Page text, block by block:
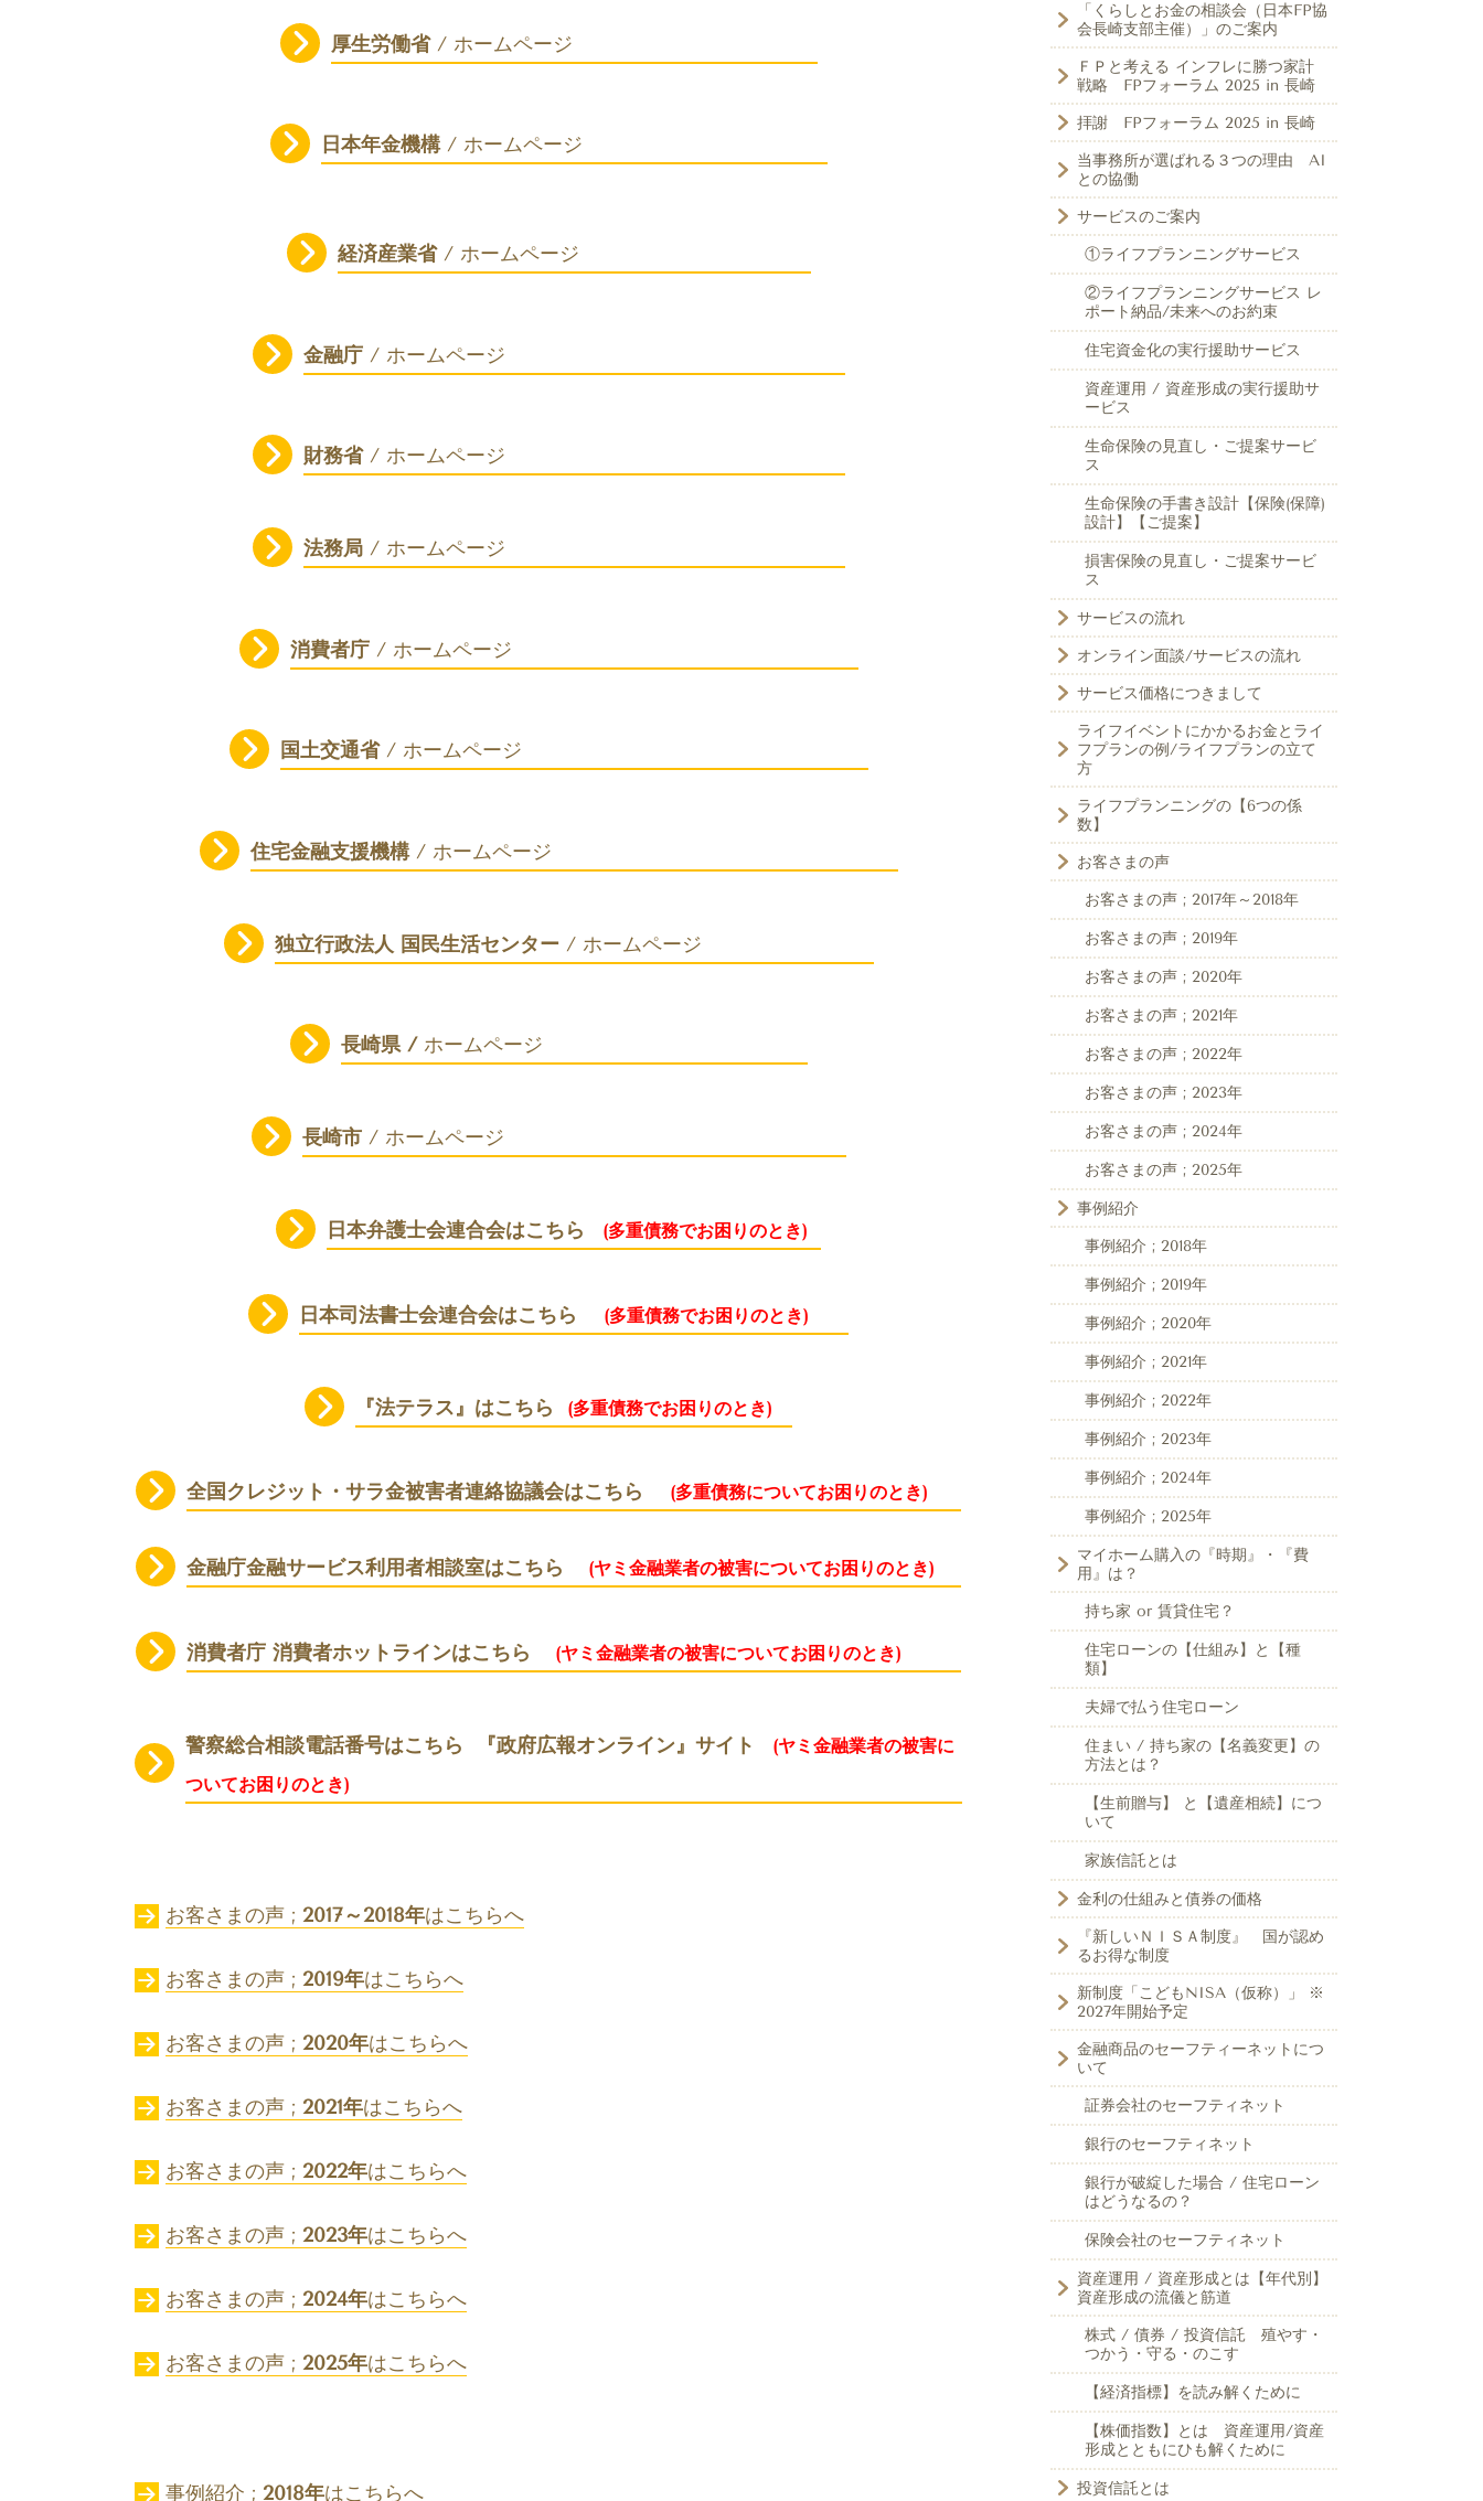
厚生労働省/ ホームページ
日本年金機構/ ホームページ
経済産業省/ ホームページ
金融庁/ ホームページ
財務省/ ホームページ
法務局/ ホームページ
消費者庁/ ホームページ
国土交通省/ ホームページ
住宅金融支援機構/ ホームページ
独立行政法人 国民生活センター/ ホームページ
長崎県 / ホームページ
長崎市/ ホームページ
日本弁護士会連合会はこちら (多重債務でお困りのとき)
日本司法書士会連合会はこちら (多重債務でお困りのとき)
『法テラス』はこちら (多重債務でお困りのとき)
全国クレジット・サラ金被害者連絡協議会はこちら (多重債務についてお困りのとき)
金融庁金融サービス利用者相談室はこちら (ヤミ金融業者の被害についてお困りのとき)
消費者庁 消費者ホットラインはこちら (ヤミ金融業者の被害についてお困りのとき)
警察総合相談電話番号はこちら 『政府広報オンライン』サイト
(ヤミ金融業者の被害に
ついてお困りのとき)
お客さまの声 ; 2017～2018年はこちらへ
お客さまの声 ; 2019年はこちらへ
お客さまの声 ; 2020年はこちらへ
お客さまの声 ; 2021年はこちらへ
お客さまの声 ; 2022年はこちらへ
お客さまの声 ; 2023年はこちらへ
お客さまの声 ; 2024年はこちらへ
お客さまの声 ; 2025年はこちらへ
事例紹介 ; 2018年はこちらへ
「くらしとお金の相談会（日本FP協
会長崎支部主催）」のご案内
ＦＰと考える インフレに勝つ家計
戦略 FPフォーラム 2025 in 長崎
拝謝 FPフォーラム 2025 in 長崎
当事務所が選ばれる３つの理由 AI
との協働
サービスのご案内
①ライフプランニングサービス
②ライフプランニングサービス レ
ポート納品/未来へのお約束
住宅資金化の実行援助サービス
資産運用 / 資産形成の実行援助サ
ービス
生命保険の見直し・ご提案サービ
ス
生命保険の手書き設計【保険(保障)
設計】【ご提案】
損害保険の見直し・ご提案サービ
ス
サービスの流れ
オンライン面談/サービスの流れ
サービス価格につきまして
ライフイベントにかかるお金とライ
フプランの例/ライフプランの立て
方
ライフプランニングの【6つの係
数】
お客さまの声
お客さまの声 ; 2017年～2018年
お客さまの声 ; 2019年
お客さまの声 ; 2020年
お客さまの声 ; 2021年
お客さまの声 ; 2022年
お客さまの声 ; 2023年
お客さまの声 ; 2024年
お客さまの声 ; 2025年
事例紹介
事例紹介 ; 2018年
事例紹介 ; 2019年
事例紹介 ; 2020年
事例紹介 ; 2021年
事例紹介 ; 2022年
事例紹介 ; 2023年
事例紹介 ; 2024年
事例紹介 ; 2025年
マイホーム購入の『時期』・『費
用』は？
持ち家 or 賃貸住宅？
住宅ローンの【仕組み】と【種
類】
夫婦で払う住宅ローン
住まい / 持ち家の【名義変更】の
方法とは？
【生前贈与】 と【遺産相続】につ
いて
家族信託とは
金利の仕組みと債券の価格
『新しいＮＩＳＡ制度』 国が認め
るお得な制度
新制度「こどもNISA（仮称）」 ※
2027年開始予定
金融商品のセーフティーネットにつ
いて
証券会社のセーフティネット
銀行のセーフティネット
銀行が破綻した場合 / 住宅ローン
はどうなるの？
保険会社のセーフティネット
資産運用 / 資産形成とは【年代別】
資産形成の流儀と筋道
株式 / 債券 / 投資信託 殖やす・
つかう・守る・のこす
【経済指標】を読み解くために
【株価指数】とは 資産運用/資産
形成とともにひも解くために
投資信託とは